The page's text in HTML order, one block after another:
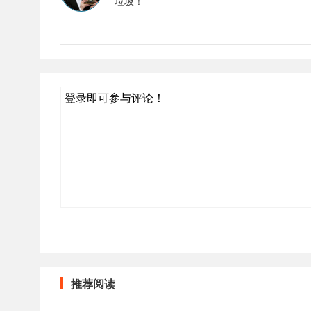
登录即可参与评论！
推荐阅读